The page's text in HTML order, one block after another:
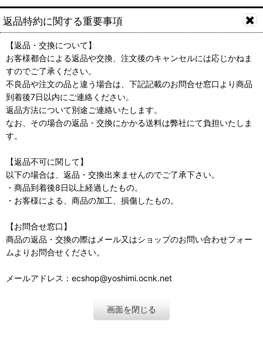
返品特約に関する重要事項
【返品・交換について】
お客様都合による返品や交換、注文後のキャンセルには応じかねま
すのでご了承ください。
不良品や注文の品と違う場合は、下記記載のお問合せ窓口より商品
到着後7日以内にご連絡ください。
返品方法について別途ご連絡いたします。
なお、その場合の返品・交換にかかる送料は弊社にて負担いたしま
す。
【返品不可に関して】
以下の場合は、返品・交換出来ませんのでご了承下さい。
・商品到着後8日以上経過したもの。
・お客様による、商品の加工、損傷したもの。
【お問合せ窓口】
商品の返品・交換の際はメール又はショップのお問い合わせフォー
ムよりお問合せください。
メールアドレス：ecshop@yoshimi.ocnk.net
画面を閉じる